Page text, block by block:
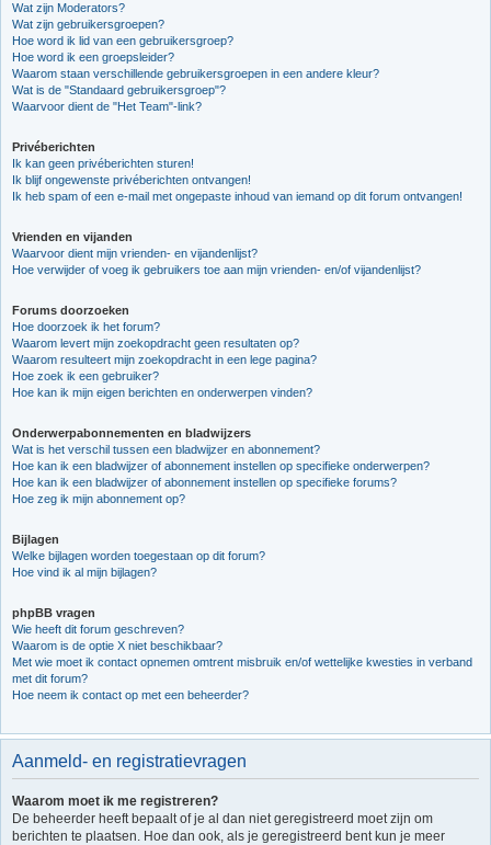
Wat zijn Moderators?
Wat zijn gebruikersgroepen?
Hoe word ik lid van een gebruikersgroep?
Hoe word ik een groepsleider?
Waarom staan verschillende gebruikersgroepen in een andere kleur?
Wat is de "Standaard gebruikersgroep"?
Waarvoor dient de "Het Team"-link?
Privéberichten
Ik kan geen privéberichten sturen!
Ik blijf ongewenste privéberichten ontvangen!
Ik heb spam of een e-mail met ongepaste inhoud van iemand op dit forum ontvangen!
Vrienden en vijanden
Waarvoor dient mijn vrienden- en vijandenlijst?
Hoe verwijder of voeg ik gebruikers toe aan mijn vrienden- en/of vijandenlijst?
Forums doorzoeken
Hoe doorzoek ik het forum?
Waarom levert mijn zoekopdracht geen resultaten op?
Waarom resulteert mijn zoekopdracht in een lege pagina?
Hoe zoek ik een gebruiker?
Hoe kan ik mijn eigen berichten en onderwerpen vinden?
Onderwerpabonnementen en bladwijzers
Wat is het verschil tussen een bladwijzer en abonnement?
Hoe kan ik een bladwijzer of abonnement instellen op specifieke onderwerpen?
Hoe kan ik een bladwijzer of abonnement instellen op specifieke forums?
Hoe zeg ik mijn abonnement op?
Bijlagen
Welke bijlagen worden toegestaan op dit forum?
Hoe vind ik al mijn bijlagen?
phpBB vragen
Wie heeft dit forum geschreven?
Waarom is de optie X niet beschikbaar?
Met wie moet ik contact opnemen omtrent misbruik en/of wettelijke kwesties in verband
met dit forum?
Hoe neem ik contact op met een beheerder?
Aanmeld- en registratievragen
Waarom moet ik me registreren?
De beheerder heeft bepaalt of je al dan niet geregistreerd moet zijn om
berichten te plaatsen. Hoe dan ook, als je geregistreerd bent kun je meer